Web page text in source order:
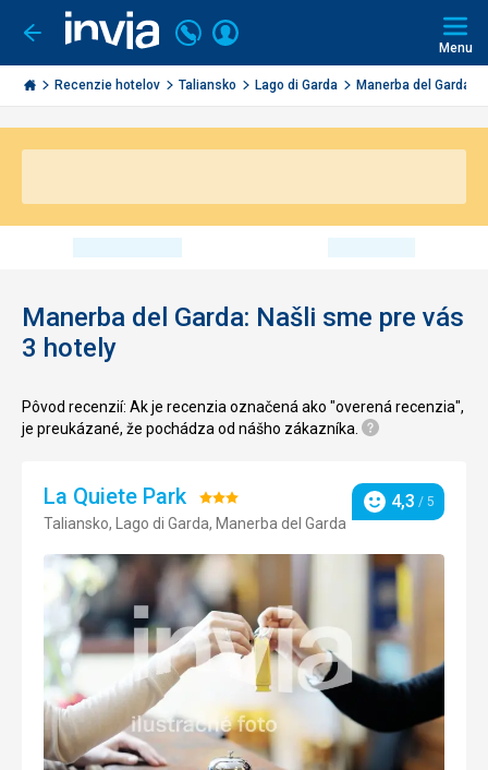
Ísť
späť
Invia.sk
Volajte
+421
2
3221
Prihlásiť
Menu
Recenzie hotelov Taliansko Lago di Garda Manerba del Garda
Manerba del Garda: Našli sme pre vás
3 hotely
Pôvod recenzií: Ak je recenzia označená ako "overená recenzia",
je preukázané, že pochádza od nášho zákazníka.
La Quiete Park Hodnotenie:
3/5
Taliansko, Lago di Garda, Manerba del Garda
Hodnotenie
4,3 / 5